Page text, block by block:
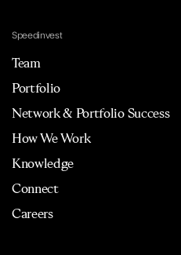
Speedinvest
Team
Portfolio
Network & Portfolio Success
How We Work
Knowledge
Connect
Careers